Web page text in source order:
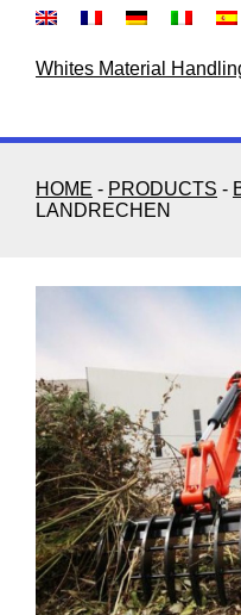
Skip
Whites Material
HOME - PRODUCTS -
LANDRECHEN